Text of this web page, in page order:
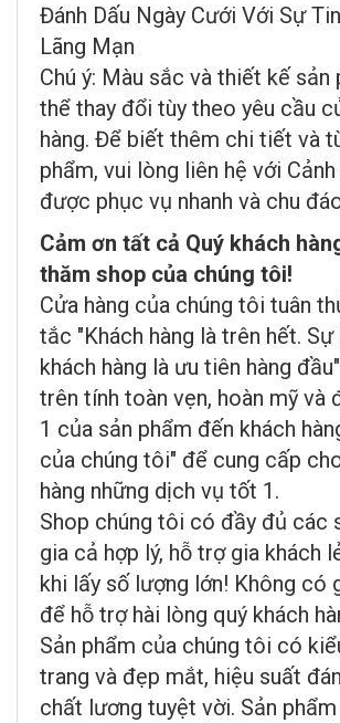
Đánh Dấu Ngày Cưới Với Sự
Lãng Mạn
Chú ý: Màu sắc và thiết kế sản
thể thay đổi tùy theo yêu cầu
hàng. Để biết thêm chi tiết và
phẩm, vui lòng liên hệ với
được phục vụ nhanh và chu
Cảm ơn tất cả Quý khách
thăm shop của chúng tôi!
Cửa hàng của chúng tôi tuân
tắc "Khách hàng là trên hết.
khách hàng là ưu tiên hàng
trên tính toàn vẹn, hoàn mỹ và
1 của sản phẩm đến khách
của chúng tôi" để cung cấp
hàng những dịch vụ tốt 1.
Shop chúng tôi có đầy đủ các
gia cả hợp lý, hỗ trợ gia khách
khi lấy số lượng lớn! Không có
để hỗ trợ hài lòng quý khách
Sản phẩm của chúng tôi có
trang và đẹp mắt, hiệu suất
chất lương tuyệt vời. Sản